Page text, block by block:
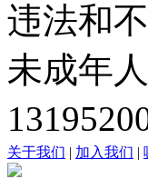
违法和
未成年
关于我们 | 加入我们 |